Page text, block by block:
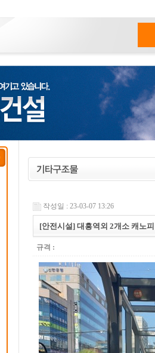
작성일 : 23-03-07 13:26
[안전시설] 대흥역외 2개소 캐노
규격 :